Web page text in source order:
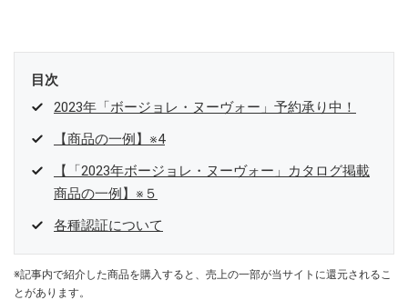
目次
2023年「ボージョレ・ヌーヴォー」予約承り中！
【商品の一例】※4
【「2023年ボージョレ・ヌーヴォー」カタログ掲載
商品の一例】※５
各種認証について
※記事内で紹介した商品を購入すると、売上の一部が当サイトに還元されるこ
とがあります。